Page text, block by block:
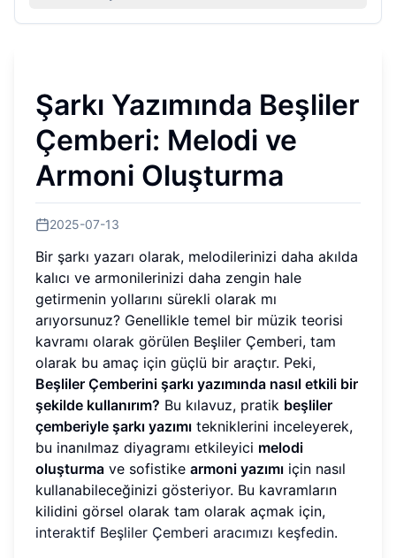
Şarkı Yazımında Beşliler
Çemberi: Melodi ve
Armoni Oluşturma
2025-07-13
Bir şarkı yazarı olarak, melodilerinizi daha akılda
kalıcı ve armonilerinizi daha zengin hale
getirmenin yollarını sürekli olarak mı
arıyorsunuz? Genellikle temel bir müzik teorisi
kavramı olarak görülen Beşliler Çemberi, tam
olarak bu amaç için güçlü bir araçtır. Peki,
Beşliler Çemberini şarkı yazımında nasıl etkili bir
şekilde kullanırım? Bu kılavuz, pratik beşliler
çemberiyle şarkı yazımı tekniklerini inceleyerek,
bu inanılmaz diyagramı etkileyici melodi
oluşturma ve sofistike armoni yazımı için nasıl
kullanabileceğinizi gösteriyor. Bu kavramların
kilidini görsel olarak tam olarak açmak için,
interaktif Beşliler Çemberi aracımızı keşfedin.